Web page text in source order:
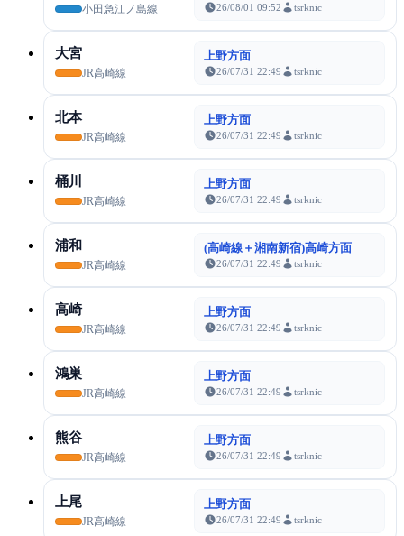
小田急江ノ島線 26/08/01 09:52 tsrknic
大宮
JR高崎線
上野方面
26/07/31 22:49 tsrknic
北本
JR高崎線
上野方面
26/07/31 22:49 tsrknic
桶川
JR高崎線
上野方面
26/07/31 22:49 tsrknic
浦和
JR高崎線
(高崎線＋湘南新宿)高崎方面
26/07/31 22:49 tsrknic
高崎
JR高崎線
上野方面
26/07/31 22:49 tsrknic
鴻巣
JR高崎線
上野方面
26/07/31 22:49 tsrknic
熊谷
JR高崎線
上野方面
26/07/31 22:49 tsrknic
上尾
JR高崎線
上野方面
26/07/31 22:49 tsrknic